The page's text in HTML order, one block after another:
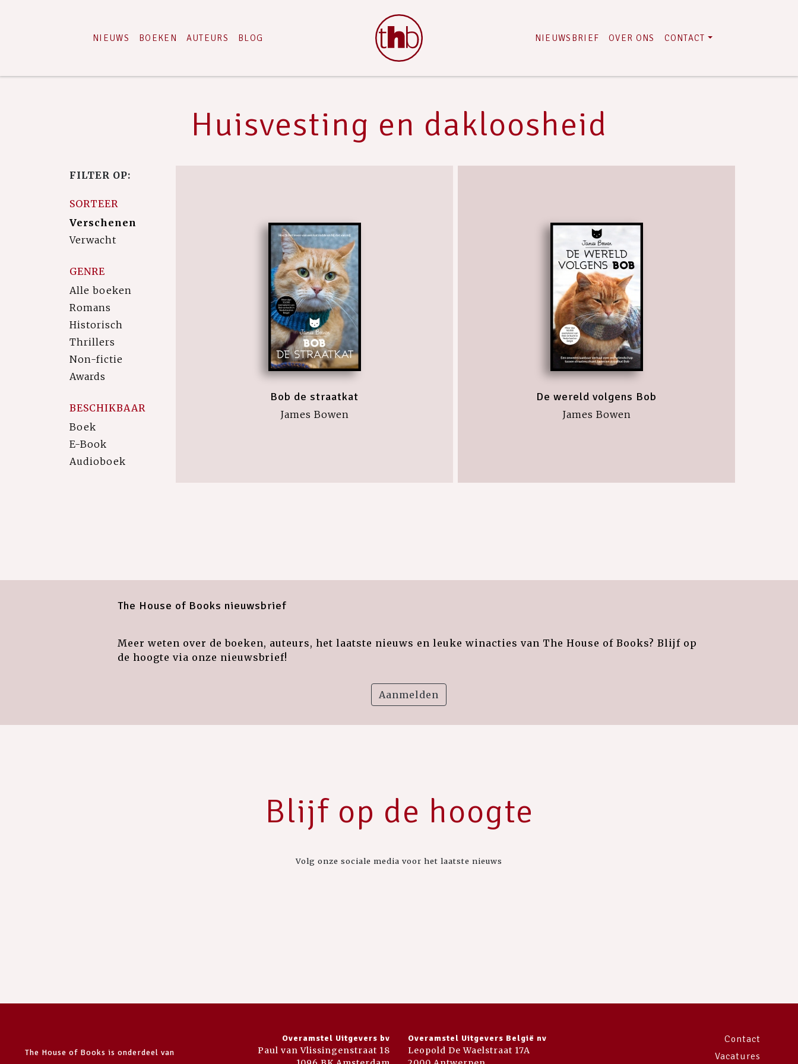
NIEUWS BOEKEN AUTEURS BLOG NIEUWSBRIEF OVER ONS CONTACT
Huisvesting en dakloosheid
FILTER OP:
SORTEER
Verschenen
Verwacht
GENRE
Alle boeken
Romans
Historisch
Thrillers
Non-fictie
Awards
BESCHIKBAAR
Boek
E-Book
Audioboek
Bob de straatkat
James Bowen
De wereld volgens Bob
James Bowen
The House of Books nieuwsbrief
Meer weten over de boeken, auteurs, het laatste nieuws en leuke winacties van The House of Books? Blijf op
de hoogte via onze nieuwsbrief!
Aanmelden
Blijf op de hoogte
Volg onze sociale media voor het laatste nieuws
The House of Books is onderdeel van
Overamstel Uitgevers bv
Paul van Vlissingenstraat 18
Overamstel Uitgevers België nv
Leopold De Waelstraat 17A
Contact
Vacatures